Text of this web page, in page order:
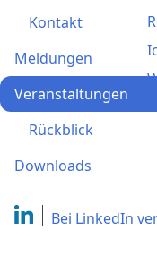
Kontakt
Meldungen
Veranstaltungen
Rückblick
Downloads
Bei LinkedIn